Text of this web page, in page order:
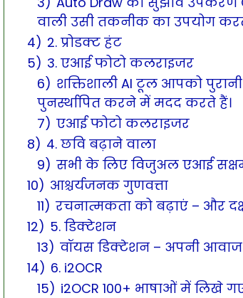
वाली उसी तकनीक का उपयोग
4) 2. प्रोडक्ट हंट
5) 3. एआई फोटो कलराइजर
6) शक्तिशाली AI टूल आपको
पुनर्स्थापित करने में मदद करते हैं।
7) एआई फोटो कलराइजर
8) 4. छवि बढ़ाने वाला
9) सभी के लिए विजुअल एआई
10) आश्चर्यजनक गुणवत्ता
11) रचनात्मकता को बढ़ाएं – और
12) 5. डिक्टेशन
13) वॉयस डिक्टेशन – अपनी
14) 6. i2OCR
15) i2OCR 100+ भाषाओं में लिखे